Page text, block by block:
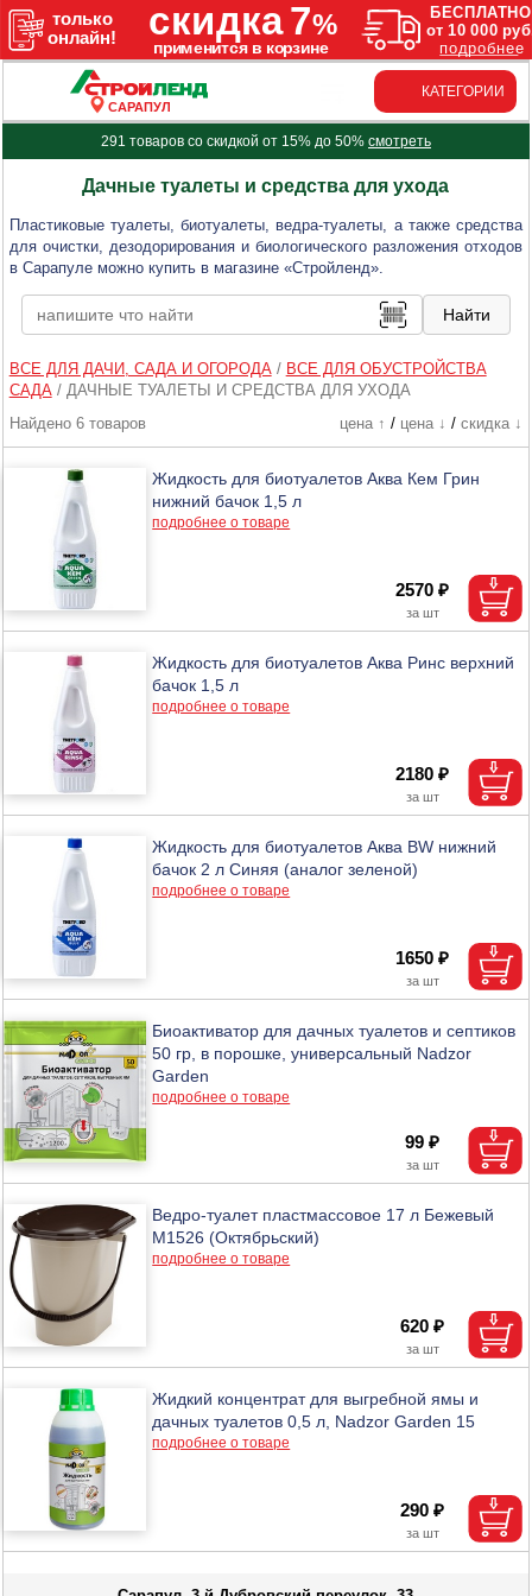
САРАПУЛ
КАТЕГОРИИ
291 товаров со скидкой от 15% до 50% смотреть
Дачные туалеты и средства для ухода
Пластиковые туалеты, биотуалеты, ведра-туалеты, а также средства
для очистки, дезодорирования и биологического разложения отходов
в Сарапуле можно купить в магазине «Стройленд».
ВСЕ ДЛЯ ДАЧИ, САДА И ОГОРОДА/ ВСЕ ДЛЯ ОБУСТРОЙСТВА
САДА/ ДАЧНЫЕ ТУАЛЕТЫ И СРЕДСТВА ДЛЯ УХОДА
Найдено 6 товаров
цена ↑ / цена ↓ / скидка ↓
Жидкость для биотуалетов Аква Кем Грин
нижний бачок 1,5 л
подробнее о товаре
2570 ₽
Жидкость для биотуалетов Аква Ринс верхний
бачок 1,5 л
подробнее о товаре
2180 ₽
Жидкость для биотуалетов Аква BW нижний
бачок 2 л Синяя (аналог зеленой)
подробнее о товаре
1650 ₽
Биоактиватор для дачных туалетов и септиков
50 гр, в порошке, универсальный Nadzor
Garden
подробнее о товаре
99 ₽
Ведро-туалет пластмассовое 17 л Бежевый
М1526 (Октябрьский)
подробнее о товаре
620 ₽
Жидкий концентрат для выгребной ямы и
дачных туалетов 0,5 л, Nadzor Garden 15
подробнее о товаре
290 ₽